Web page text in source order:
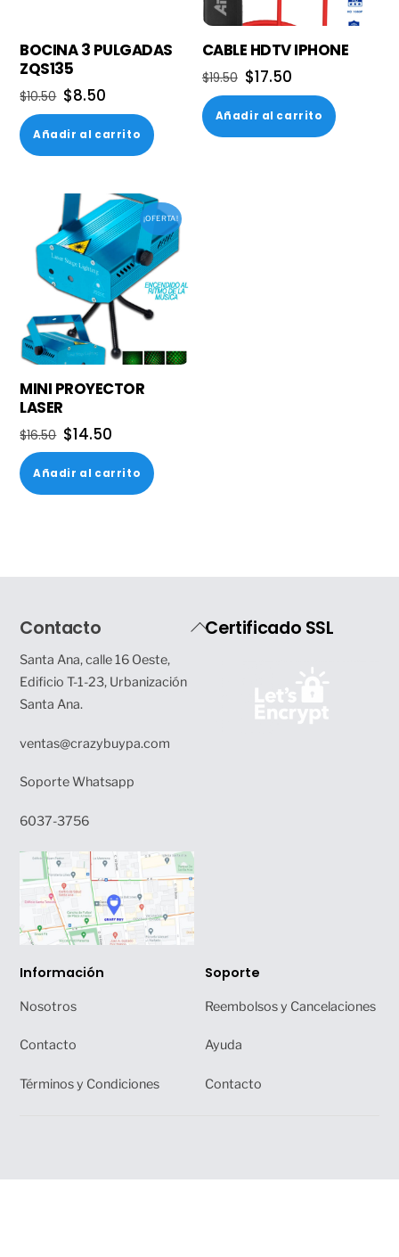
BOCINA 3 PULGADAS
ZQS135
$10.50 El
precio
original
era:
$8.50
precio
actual
es:
Añadir al carrito
CABLE HDTV IPHONE
$19.50 El
precio
original
era:
$17.50El
precio
actual
es:
Añadir al carrito
¡OFERTA!
MINI PROYECTOR
LASER
$16.50 El
precio
original
era:
$14.50
precio
actual
es:
Añadir al carrito
Back
Contacto
Santa Ana, calle 16 Oeste,
Edificio T-1-23, Urbanización
Santa Ana.
ventas@crazybuypa.com
Soporte Whatsapp
6037-3756
Certificado SSL
Información
Nosotros
Contacto
Términos y Condiciones
Soporte
Reembolsos y Cancelaciones
Ayuda
Contacto